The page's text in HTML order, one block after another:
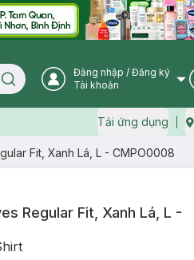
Search icon User Icon
Đăng nhập / Đăng ký
Tài khoản
Tải ứng dụng
Fit, Xanh Lá, L - CMPO0008
Regular Fit, Xanh Lá, L -